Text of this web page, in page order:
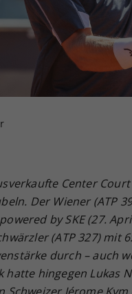
Center
Der Wiener (ATP
by SKE(27.
ärzler (ATP 327) mit
durch – auch
hatte hingegen Lukas